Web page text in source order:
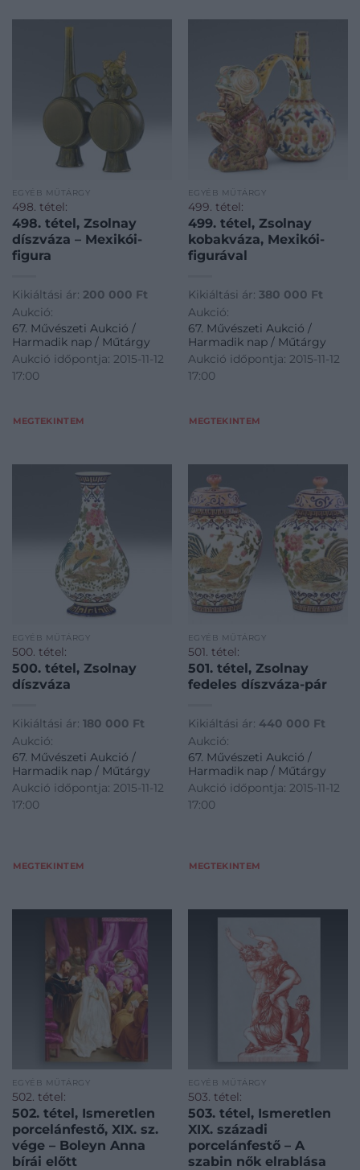
EGYÉB MŰTÁRGY
498. tétel:
498. tétel, Zsolnay
díszváza – Mexikói-
figura
Kikiáltási ár: 200 000 Ft
Aukció:
67. Művészeti Aukció /
Harmadik nap / Műtárgy
Aukció időpontja: 2015-11-12
17:00
MEGTEKINTEM
EGYÉB MŰTÁRGY
499. tétel:
499. tétel, Zsolnay
kobakváza, Mexikói-
figurával
Kikiáltási ár: 380 000 Ft
Aukció:
67. Művészeti Aukció /
Harmadik nap / Műtárgy
Aukció időpontja: 2015-11-12
17:00
MEGTEKINTEM
EGYÉB MŰTÁRGY
500. tétel:
500. tétel, Zsolnay
díszváza
Kikiáltási ár: 180 000 Ft
Aukció:
67. Művészeti Aukció /
Harmadik nap / Műtárgy
Aukció időpontja: 2015-11-12
17:00
MEGTEKINTEM
EGYÉB MŰTÁRGY
501. tétel:
501. tétel, Zsolnay
fedeles díszváza-pár
Kikiáltási ár: 440 000 Ft
Aukció:
67. Művészeti Aukció /
Harmadik nap / Műtárgy
Aukció időpontja: 2015-11-12
17:00
MEGTEKINTEM
EGYÉB MŰTÁRGY
502. tétel:
502. tétel, Ismeretlen
porcelánfestő, XIX. sz.
vége – Boleyn Anna
bírái előtt
EGYÉB MŰTÁRGY
503. tétel:
503. tétel, Ismeretlen
XIX. századi
porcelánfestő – A
szabin nők elrablása